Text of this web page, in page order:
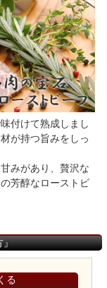
付けて熟成しまし
が持つ旨みをしっ
みがあり、贅沢な
芳醇なローストビ
』
る